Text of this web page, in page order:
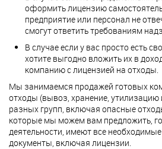
оформить лицензию
предприятие или персонал не
смогут ответить требованиям
В случае если у вас просто есть
хотите выгодно вложить их в
компанию с лицензией на отходы.
Мы занимаемся продажей готовых
отходы (вывоз, хранение, утилизацию
разных групп, включая опасные
которые мы можем вам предложить,
деятельности, имеют все
документы, включая лицензии.